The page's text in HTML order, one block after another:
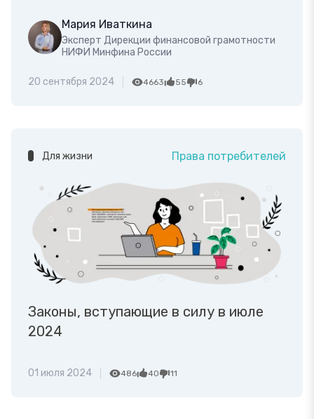
Мария Иваткина
Эксперт Дирекции финансовой грамотности
НИФИ Минфина России
20 сентября 2024 4663 55 6
Для жизни Права потребителей
Законы, вступающие в силу в июле
2024
01 июля 2024 486 40 11